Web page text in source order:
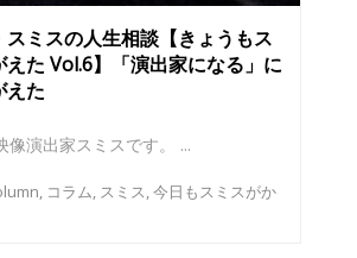
スミスの人生相談【きょうもス
えた Vol.6】「演出家になる」に
えた
像演出家スミスです。 ...
, コラム, スミス,今日もスミスがか